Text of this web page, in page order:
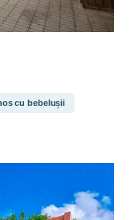
cu bebelușii